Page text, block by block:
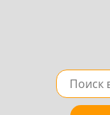
Поле для